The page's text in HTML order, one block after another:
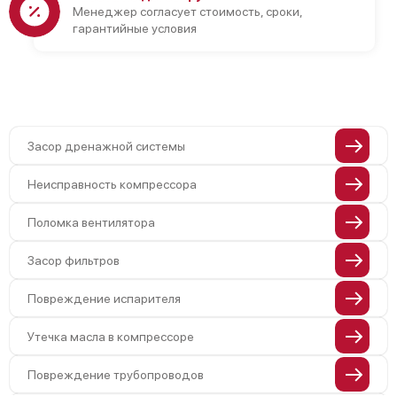
Менеджер согласует стоимость, сроки,
гарантийные условия
Засор дренажной системы
Неисправность компрессора
Поломка вентилятора
Засор фильтров
Повреждение испарителя
Утечка масла в компрессоре
Повреждение трубопроводов